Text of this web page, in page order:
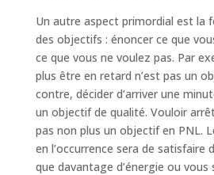
Un autre aspect primordial est la
des objectifs : énoncer ce que
ce que vous ne voulez pas. Par
plus être en retard n’est pas un
contre, décider d’arriver une
un objectif de qualité. Vouloir
pas non plus un objectif en PNL.
en l’occurrence sera de satisfaire
que davantage d’énergie ou vous